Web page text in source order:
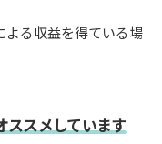
る収益を得ている場
ススメしています